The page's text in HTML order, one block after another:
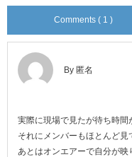
Comments ( 1 )
By 匿名
実際に現場で見たが待ち時間
それにメンバーもほとんど見
あとはオンエアーで自分が映